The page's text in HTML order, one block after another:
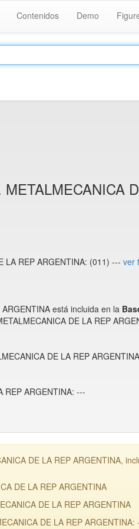
Contenidos Demo
LA REP ARGENTINA: (011) --- ver
está incluida en la
DE LA REP
DE LA REP
REP ARGENTINA: ---
DE LA REP ARGENTINA,
DE LA REP ARGENTINA
DE LA REP ARGENTINA
DE LA REP ARGENTINA: